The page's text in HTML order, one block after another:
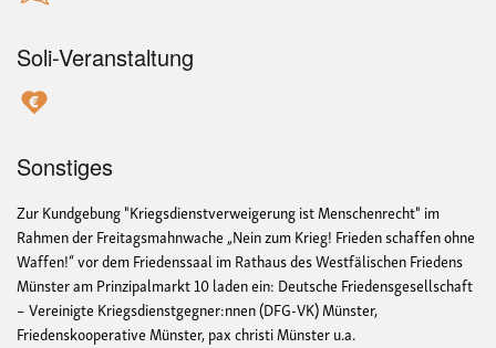
Soli-Veranstaltung
Sonstiges
Zur Kundgebung "Kriegsdienstverweigerung ist Menschenrecht" im
Rahmen der Freitagsmahnwache „Nein zum Krieg! Frieden schaffen ohne
Waffen!“ vor dem Friedenssaal im Rathaus des Westfälischen Friedens
Münster am Prinzipalmarkt 10 laden ein: Deutsche Friedensgesellschaft
– Vereinigte Kriegsdienstgegner:nnen (DFG-VK) Münster,
Friedenskooperative Münster, pax christi Münster u.a.